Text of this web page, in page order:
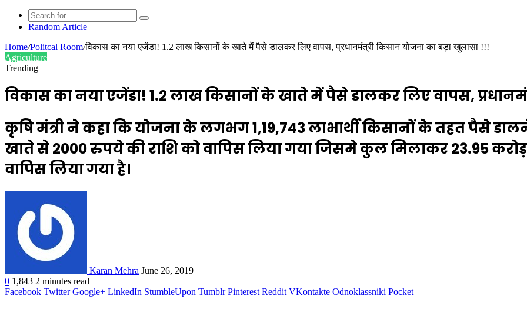
Random Article
Home/Politcal Room/विकास का नया एजेंडा! 1.2 लाख किसानों के खाते में पैसे डालकर लिए वापस, प्रधानमंत्री किसान योजना का बड़ा खुलासा !!!
Agriculture
Trending
विकास का नया एजेंडा! 1.2 लाख किसानों के खाते में पैसे डालकर लिए वापस,
कृषि मंत्री ने कहा कि योजना के लगभग 1,19,743 लाभार्थी किसानों के तहत पैसे
खाते से 2000 रुपये की राशि को वापिस लिया गया जिसमे कुल मिलाकर 23.95
वापिस लिया गया है।
Karan Mehra June 26, 2019
0 1,843 2 minutes read
Facebook Twitter Google+ LinkedIn StumbleUpon Tumblr Pinterest Reddit VKontakte Odnoklassniki Pocket